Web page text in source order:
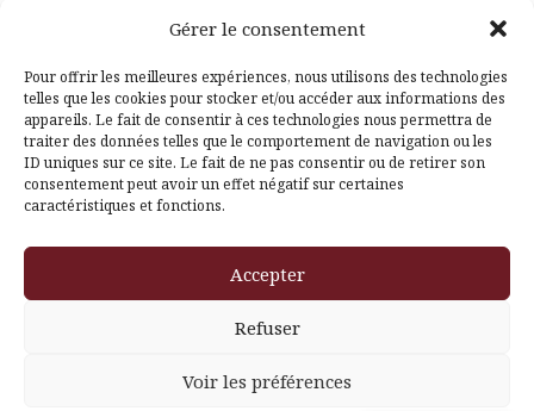
Gérer le consentement
Pour offrir les meilleures expériences, nous utilisons des technologies
telles que les cookies pour stocker et/ou accéder aux informations des
appareils. Le fait de consentir à ces technologies nous permettra de
traiter des données telles que le comportement de navigation ou les
ID uniques sur ce site. Le fait de ne pas consentir ou de retirer son
consentement peut avoir un effet négatif sur certaines
caractéristiques et fonctions.
Accepter
Refuser
Voir les préférences
Facebook
Pinterest
Themeisle